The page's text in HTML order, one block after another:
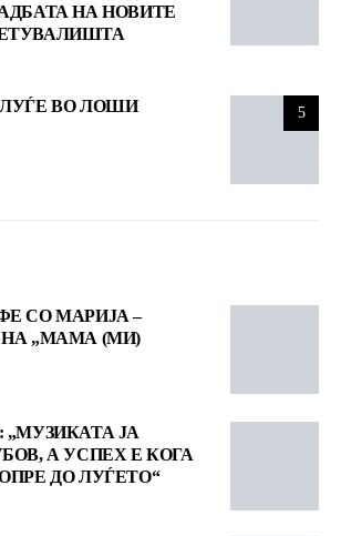
НА НОВИТЕ
5
ВО ЛОШИ
СО МАРИЈА –
„МАМА (МИ)
ЈА
А УСПЕХ Е КОГА
ДО ЛУЃЕТО“